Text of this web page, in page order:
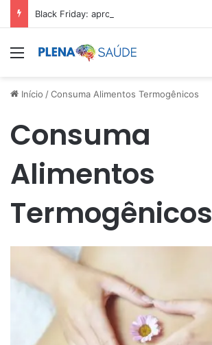
Black Friday: aproveite antes que acabe
Menu
Início /Consuma Alimentos Termogênicos
Consuma
Alimentos
Termogênicos